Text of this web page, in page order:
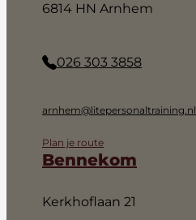
6814 HN Arnhem
026 303 3858
arnhem@litepersonaltraining.nl
Plan je route
Bennekom
Kerkhoflaan 21